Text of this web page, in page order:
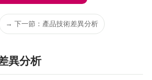
→ 下一節：產品技術差異分析
異分析